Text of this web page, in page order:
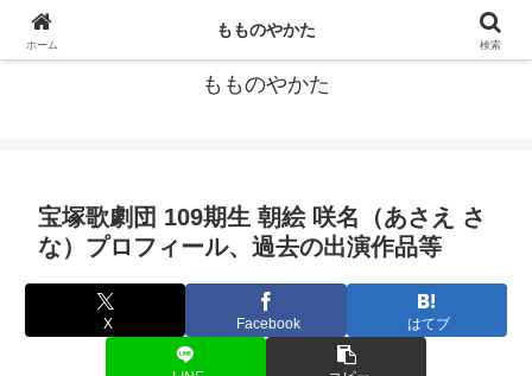
宝塚歌劇団の個人的データ集
もものやかた
宝塚歌劇団 109期生 朝絵 咲名（あさえ さ
な）プロフィール、過去の出演作品等
X Facebook はてブ
ホーム
もものやかた
検索